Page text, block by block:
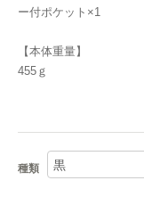
ー付ポケット×1
【本体重量】
455ｇ
種類